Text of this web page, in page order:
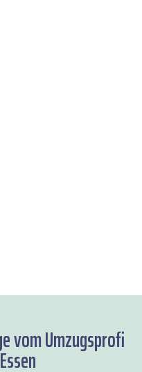
vom Umzugsprofi